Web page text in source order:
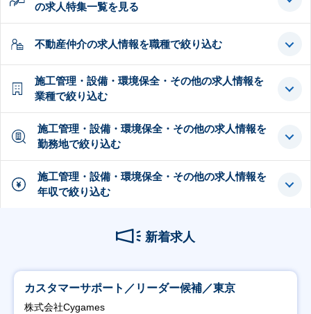
の求人特集一覧を見る
不動産仲介の求人情報を職種で絞り込む
施工管理・設備・環境保全・その他の求人情報を
業種で絞り込む
施工管理・設備・環境保全・その他の求人情報を
勤務地で絞り込む
施工管理・設備・環境保全・その他の求人情報を
年収で絞り込む
新着求人
カスタマーサポート／リーダー候補／東京
株式会社Cygames